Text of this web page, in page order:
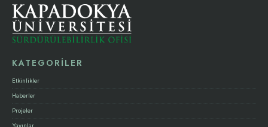
KATEGORİLER
Etkinlikler
Haberler
Projeler
Yayınlar